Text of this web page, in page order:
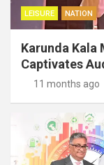
LEISURE NATION
Karunda Kala
Captivates
11 months ago